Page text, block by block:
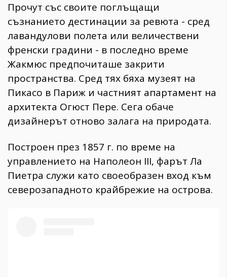
​Прочут със своите поглъщащи
съзнанието дестинации за ревюта - сред
лавандулови полета или величествени
френски градини - в последно време
Жакмюс предпочиташе закрити
пространства. Сред тях бяха музеят на
Пикасо в Париж и частният апартамент на
архитекта Огюст Пере. Сега обаче
дизайнерът отново залага на природата.
Построен през 1857 г. по време на
управлението на Наполеон III, фарът Ла
Пиетра служи като своеобразен вход към
северозападното крайбрежие на острова.